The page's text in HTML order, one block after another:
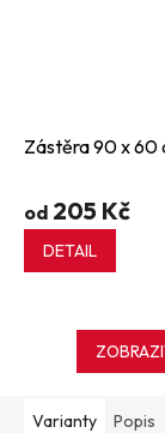
Zástěra 90 x 60
od 205 Kč
DETAIL
Varianty Popis